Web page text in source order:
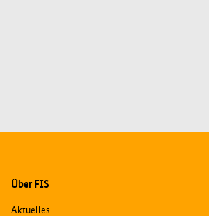
Über FIS
Aktuelles